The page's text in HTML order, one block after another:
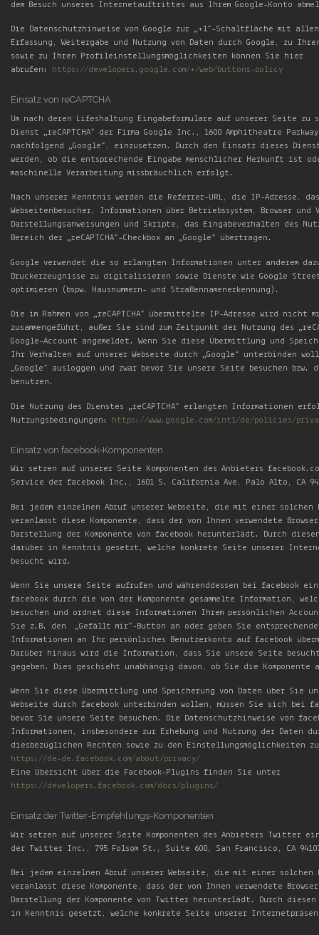
dem Besuch unseres Internetauftrittes aus Ihrem Google-Konto
Die Datenschutzhinweise von Google zur „+1“-Schaltfläche mit
Erfassung, Weitergabe und Nutzung von Daten durch Google, zu
sowie zu Ihren Profileinstellungsmöglichkeiten können Sie hier
abrufen:
https://developers.google.com/+/web/buttons-policy
Einsatz von reCAPTCHA
Um nach deren Lifeshaltung Eingabeformulare auf unserer Seite zu
Dienst „reCAPTCHA“ der Firma Google Inc., 1600 Amphitheatre
nachfolgend „Google“, einzusetzen. Durch den Einsatz dieses
werden, ob die entsprechende Eingabe menschlicher Herkunft ist
maschinelle Verarbeitung missbräuchlich erfolgt.
Nach unserer Kenntnis werden die Referrer-URL, die IP-Adresse,
Webseitenbesucher, Informationen über Betriebssystem, Browser und
Darstellungsanweisungen und Skripte, das Eingabeverhalten des
Bereich der „reCAPTCHA“-Checkbox an „Google“ übertragen.
Google verwendet die so erlangten Informationen unter anderem
Druckerzeugnisse zu digitalisieren sowie Dienste wie Google Street
optimieren (bspw. Hausnummern- und Straßennamenerkennung).
Die im Rahmen von „reCAPTCHA“ übermittelte IP-Adresse wird nicht
zusammengeführt, außer Sie sind zum Zeitpunkt der Nutzung des
Google-Account angemeldet. Wenn Sie diese Übermittlung und
Ihr Verhalten auf unserer Webseite durch „Google“ unterbinden
„Google“ ausloggen und zwar bevor Sie unsere Seite besuchen bzw.
benutzen.
Die Nutzung des Dienstes „reCAPTCHA“ erlangten Informationen
Nutzungsbedingungen: https://www.google.com/intl/de/policies/
Einsatz von facebook-Komponenten
Wir setzen auf unserer Seite Komponenten des Anbieters
Service der facebook Inc., 1601 S. California Ave, Palo Alto, CA
Bei jedem einzelnen Abruf unserer Webseite, die mit einer
veranlasst diese Komponente, dass der von Ihnen verwendete
Darstellung der Komponente von facebook herunterlädt. Durch
darüber in Kenntnis gesetzt, welche konkrete Seite unserer
besucht wird.
Wenn Sie unsere Seite aufrufen und währenddessen bei facebook
facebook durch die von der Komponente gesammelte Information,
besuchen und ordnet diese Informationen Ihrem persönlichen
Sie z.B. den „Gefällt mir“-Button an oder geben Sie entsprechende
Informationen an Ihr persönliches Benutzerkonto auf facebook
Darüber hinaus wird die Information, dass Sie unsere Seite
gegeben. Dies geschieht unabhängig davon, ob Sie die
Wenn Sie diese Übermittlung und Speicherung von Daten über Sie
Webseite durch facebook unterbinden wollen, müssen Sie sich bei
bevor Sie unsere Seite besuchen. Die Datenschutzhinweise von
Informationen, insbesondere zur Erhebung und Nutzung der Daten
diesbezüglichen Rechten sowie zu den Einstellungsmöglichkeiten
https://de-de.facebook.com/about/privacy/
Eine Übersicht über die Facebook-Plugins finden Sie unter
https://developers.facebook.com/docs/plugins/
Einsatz der Twitter-Empfehlungs-Komponenten
Wir setzen auf unserer Seite Komponenten des Anbieters Twitter
der Twitter Inc., 795 Folsom St., Suite 600, San Francisco, CA
Bei jedem einzelnen Abruf unserer Webseite, die mit einer
veranlasst diese Komponente, dass der von Ihnen verwendete
Darstellung der Komponente von Twitter herunterlädt. Durch
in Kenntnis gesetzt, welche konkrete Seite unserer